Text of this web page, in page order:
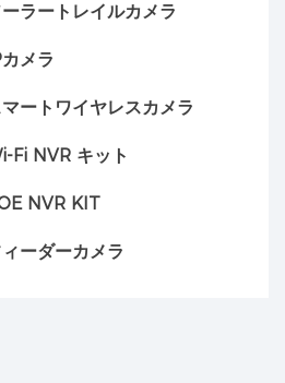
ーラートレイルカメラ
カメラ
ートワイヤレスカメラ
カメラ
Fi NVR キット
NVR KIT
ーダーカメラ